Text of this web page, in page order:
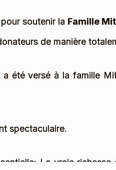
soutenir la Famille
de manière
été versé à la famille
spectaculaire.
La vraie richesse